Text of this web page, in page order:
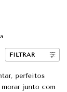
FILTRAR
perfeitos
junto com